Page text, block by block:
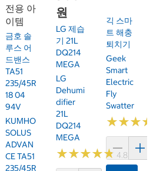
전용 아
이템
금호 솔
루스 어
드밴스
TA51
235/45R
18 04
94V
KUMHO
SOLUS
ADVAN
CE TA51
235/45R
원
LG 제습
기 21L
DQ214
MEGA
LG
Dehumi
Difier
21L
DQ214
MEGA
★★★★★
★★★★★ 4.8 (67)
긱 스마
트 해충
퇴치기
Geek
Smart
Electric
Fly
Swatter
★★★
★★★